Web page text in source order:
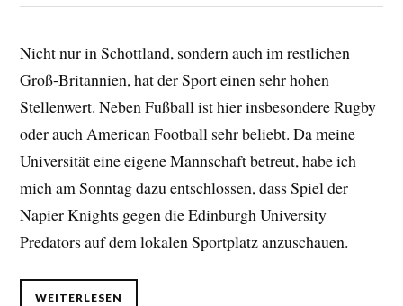
Nicht nur in Schottland, sondern auch im restlichen
Groß-Britannien, hat der Sport einen sehr hohen
Stellenwert. Neben Fußball ist hier insbesondere Rugby
oder auch American Football sehr beliebt. Da meine
Universität eine eigene Mannschaft betreut, habe ich
mich am Sonntag dazu entschlossen, dass Spiel der
Napier Knights gegen die Edinburgh University
Predators auf dem lokalen Sportplatz anzuschauen.
WEITERLESEN